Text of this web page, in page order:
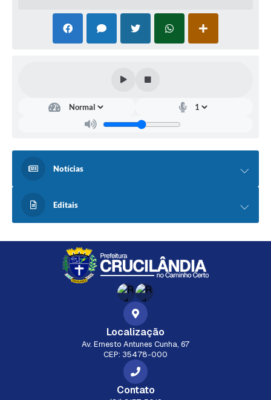
Notícias
Editais
Localização
Av. Ernesto Antunes Cunha, 67
CEP: 35478-000
Contato